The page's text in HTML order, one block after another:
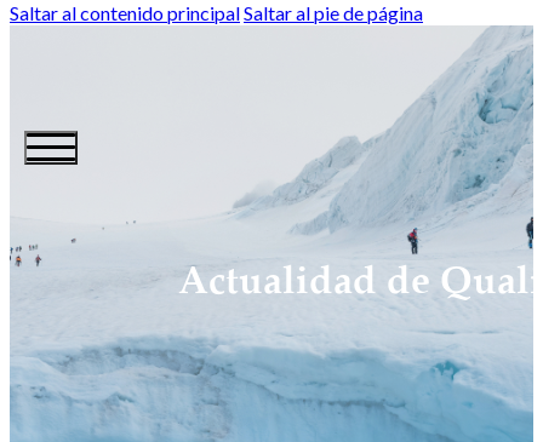
Saltar al contenido principalSaltar al pie de página
Actualidad de